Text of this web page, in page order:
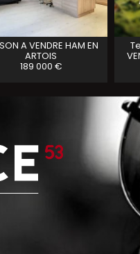
A VENDRE HAM EN
ARTOIS
189 000 €